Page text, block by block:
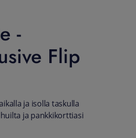
-
Flip
ja isolla taskulla
ja pankkikorttiasi